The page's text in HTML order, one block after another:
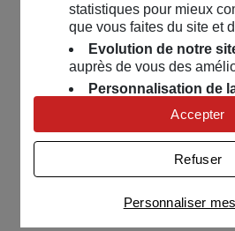
statistiques pour mieux
que vous faites du site et
Evolution de notre
auprès de vous des
Personnalisation de
nous servons de cookies
contenus et personnaliser
Univers publicitaire:
nos partenaires des
publicités personnalisées
Connaître notre politique
partenaires
Personnaliser
Refuser
Accepter